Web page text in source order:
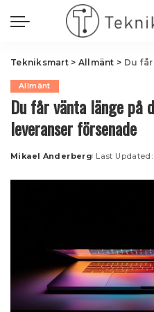
Tekniksmart> Allmänt > Du får
Allmänt
Du får vänta länge på
leveranser försenade
Posted
Mikael Anderberg Last